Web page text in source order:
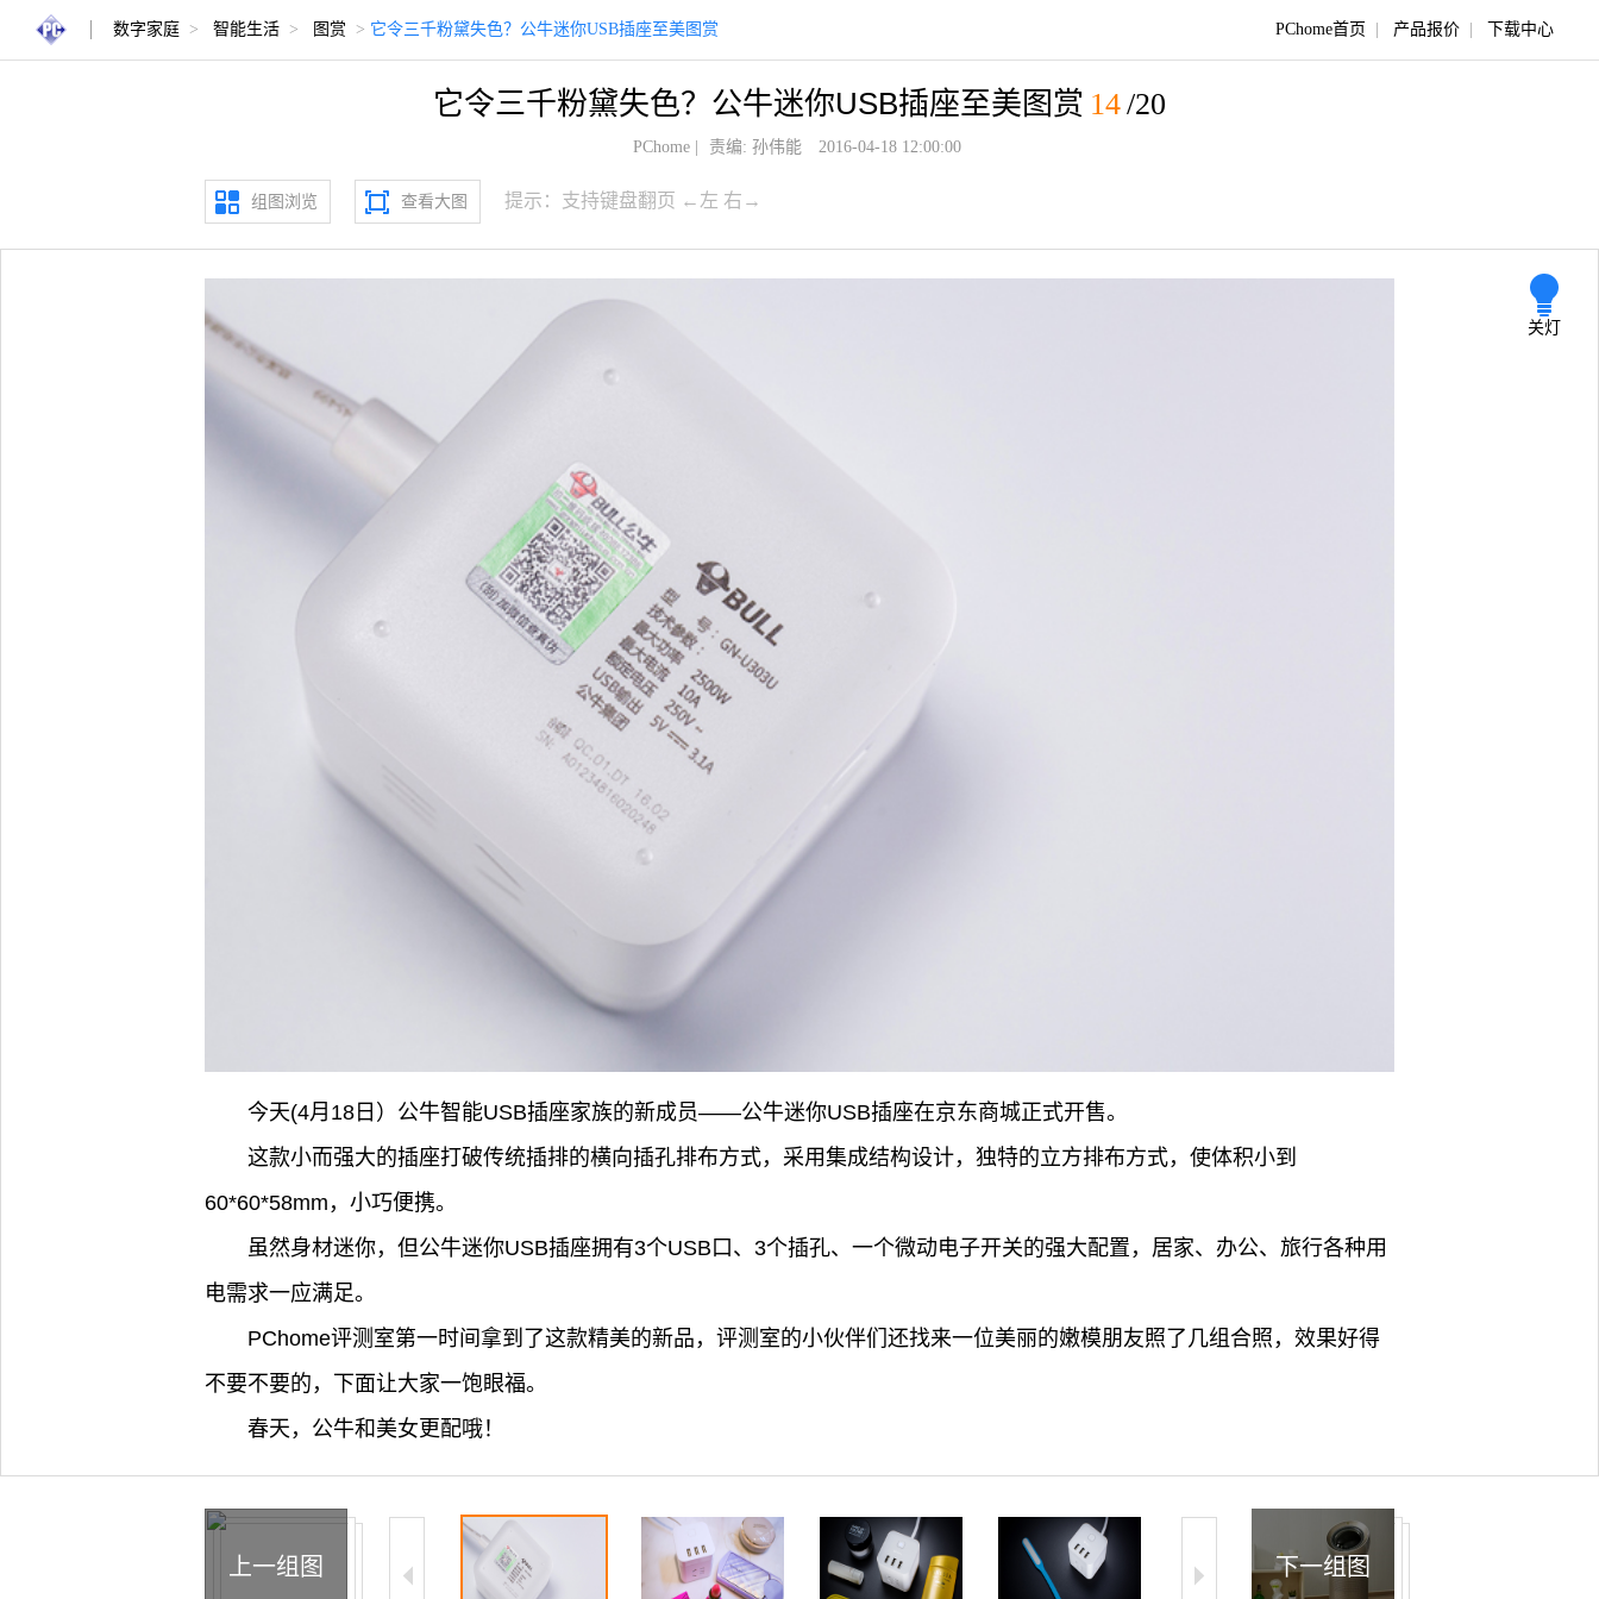
数字家庭 > 智能生活 > 图赏 > 它令三千粉黛失色？公牛迷你USB插座至美图赏 PChome首页 产品报价 下载中心
它令三千粉黛失色？公牛迷你USB插座至美图赏 14/20
PChome| 责编: 孙伟能 2016-04-18 12:00:00
组图浏览 查看大图 提示：支持键盘翻页 ←左 右→
关灯
今天(4月18日）公牛智能USB插座家族的新成员——公牛迷你USB插座在京东商城正式开售。
这款小而强大的插座打破传统插排的横向插孔排布方式，采用集成结构设计，独特的立方排布方式，使体积小到
60*60*58mm，小巧便携。
虽然身材迷你，但公牛迷你USB插座拥有3个USB口、3个插孔、一个微动电子开关的强大配置，居家、办公、旅行各种用
电需求一应满足。
PChome评测室第一时间拿到了这款精美的新品，评测室的小伙伴们还找来一位美丽的嫩模朋友照了几组合照，效果好得
不要不要的，下面让大家一饱眼福。
春天，公牛和美女更配哦！
上一组图 下一组图